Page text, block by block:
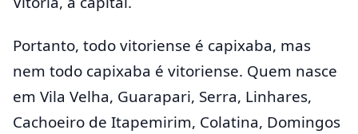
Portanto, todo vitoriense é capixaba, mas
nem todo capixaba é vitoriense. Quem nasce
em Vila Velha, Guarapari, Serra, Linhares,
Cachoeiro de Itapemirim, Colatina, Domingos